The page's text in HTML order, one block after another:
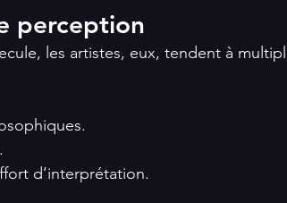
perception
les artistes, eux, tendent à
d’interprétation.